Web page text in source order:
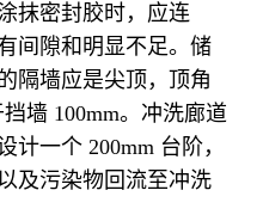
抹密封胶时，应连
间隙和明显不足。储
隔墙应是尖顶，顶角
墙 100mm。冲洗廊道
计一个 200mm 台阶，
及污染物回流至冲洗